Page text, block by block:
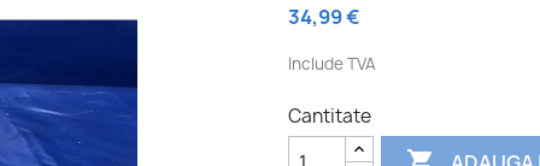
34,99 €
Include TVA
Cantitate